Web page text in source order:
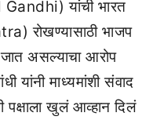
Gandhi) यांची भारत
रोखण्यासाठी भाजप
असल्याचा आरोप
यांनी माध्यमांशी संवाद
पक्षाला खुलं आव्हान दिलं